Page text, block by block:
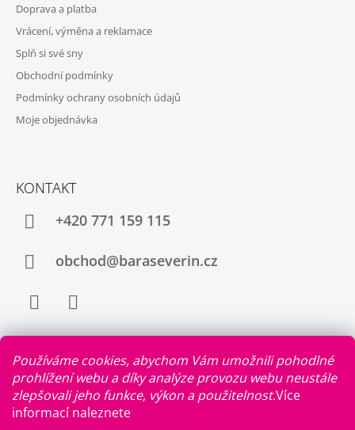
Používáme cookies, abychom Vám umožnili pohodlné
prohlížení webu a díky analýze provozu webu neustále
zlepšovali jeho funkce, výkon a použitelnost.Více
informací naleznete
Doprava a platba
Vrácení, výměna a reklamace
Splň si své sny
Obchodní podmínky
Podmínky ochrany osobních údajů
Moje objednávka
KONTAKT
+420 771 159 115
obchod@baraseverin.cz
FACEBOOK